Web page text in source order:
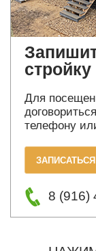
стройку
Для
телефону
8 (916)